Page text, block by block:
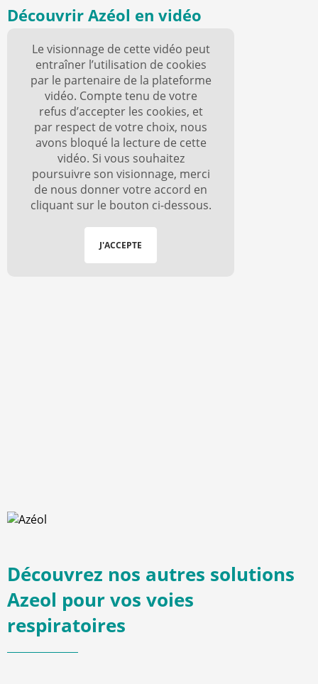
Découvrir Azéol en vidéo
Le visionnage de cette vidéo peut
entraîner l’utilisation de cookies
par le partenaire de la plateforme
vidéo. Compte tenu de votre
refus d’accepter les cookies, et
par respect de votre choix, nous
avons bloqué la lecture de cette
vidéo. Si vous souhaitez
poursuivre son visionnage, merci
de nous donner votre accord en
cliquant sur le bouton ci-dessous.
J'ACCEPTE
Découvrez nos autres solutions
Azeol pour vos voies
respiratoires